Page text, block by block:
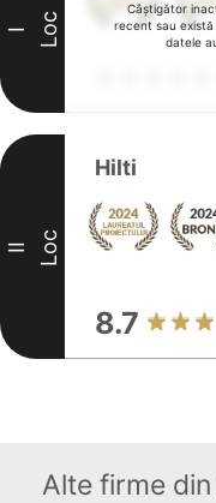
Câștigător
recent sau
datele
I Loc
II Loc
Hilti
8.7
Alte firme